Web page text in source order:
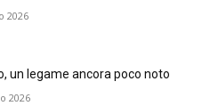
2026
un legame ancora poco noto
2026